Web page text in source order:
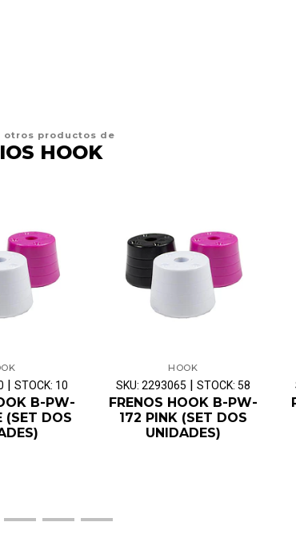
otros productos de
HOOK
| STOCK: 10
B-PW-
(SET DOS
HOOK
SKU: 2293065 | STOCK: 58
FRENOS HOOK B-PW-
172 PINK (SET DOS
UNIDADES)